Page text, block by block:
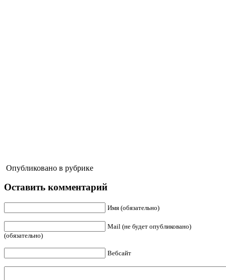
Опубликовано в рубрике
Оставить комментарий
Имя (обязательно)
Mail (не будет опубликовано)
(обязательно)
Вебсайт